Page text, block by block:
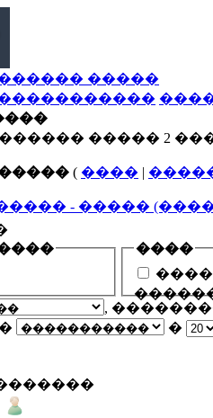
�����
����� 2
( ���� |
- �����
����
,
�